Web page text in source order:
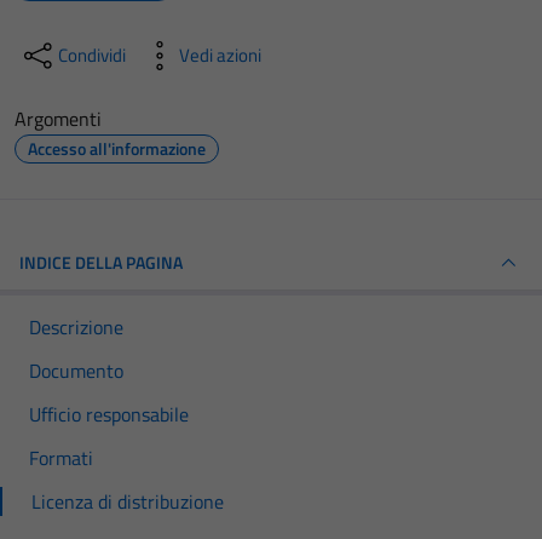
Condividi Vedi azioni
Argomenti
Accesso all'informazione
INDICE DELLA PAGINA
Descrizione
Documento
Ufficio responsabile
Formati
Licenza di distribuzione